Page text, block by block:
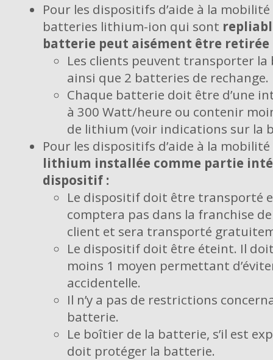
Pour les dispositifs d’aide à la
batteries lithium-ion qui sont
batterie peut aisément être retirée
Les clients peuvent transporter
ainsi que 2 batteries de rechange.
Chaque batterie doit être d’une
à 300 Watt/heure ou contenir
de lithium (voir indications sur la
Pour les dispositifs d’aide à la mobilité
lithium installée comme partie
dispositif :
Le dispositif doit être transporté
comptera pas dans la franchise
client et sera transporté
Le dispositif doit être éteint. Il
moins 1 moyen permettant
accidentelle.
Il n’y a pas de restrictions
batterie.
Le boîtier de la batterie, s’il est
doit protéger la batterie.